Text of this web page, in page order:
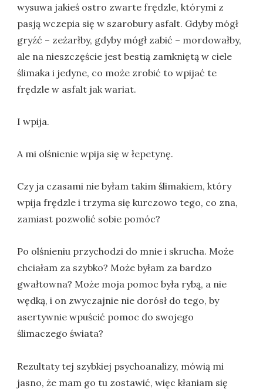
wysuwa jakieś ostro zwarte frędzle, którymi z
pasją wczepia się w szarobury asfalt. Gdyby mógł
gryźć – zeżarłby, gdyby mógł zabić – mordowałby,
ale na nieszczęście jest bestią zamkniętą w ciele
ślimaka i jedyne, co może zrobić to wpijać te
frędzle w asfalt jak wariat.
I wpija.
A mi olśnienie wpija się w łepetynę.
Czy ja czasami nie byłam takim ślimakiem, który
wpija frędzle i trzyma się kurczowo tego, co zna,
zamiast pozwolić sobie pomóc?
Po olśnieniu przychodzi do mnie i skrucha. Może
chciałam za szybko? Może byłam za bardzo
gwałtowna? Może moja pomoc była rybą, a nie
wędką, i on zwyczajnie nie dorósł do tego, by
asertywnie wpuścić pomoc do swojego
ślimaczego świata?
Rezultaty tej szybkiej psychoanalizy, mówią mi
jasno, że mam go tu zostawić, więc kłaniam się